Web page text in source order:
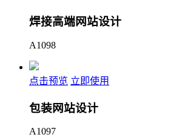
焊接高端网站设计
A1098
点击预览 立即使用
包装网站设计
A1097